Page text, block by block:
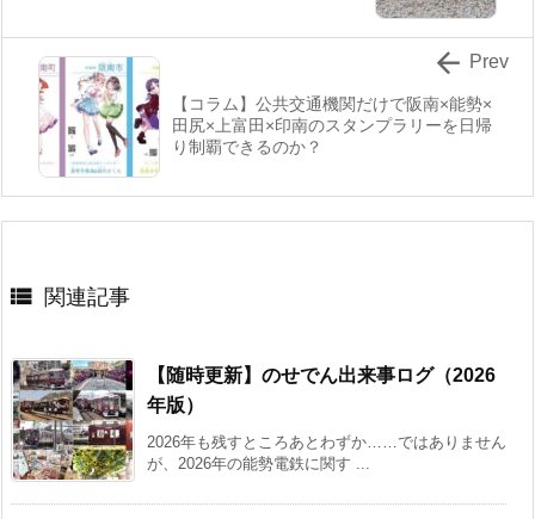
【コラム】公共交通機関だけで阪南×能勢×
田尻×上富田×印南のスタンプラリーを日帰
り制覇できるのか？
 Prev
 関連記事
【随時更新】のせでん出来事ログ（2026
年版）
2026年も残すところあとわずか……ではありません
が、2026年の能勢電鉄に関す ...